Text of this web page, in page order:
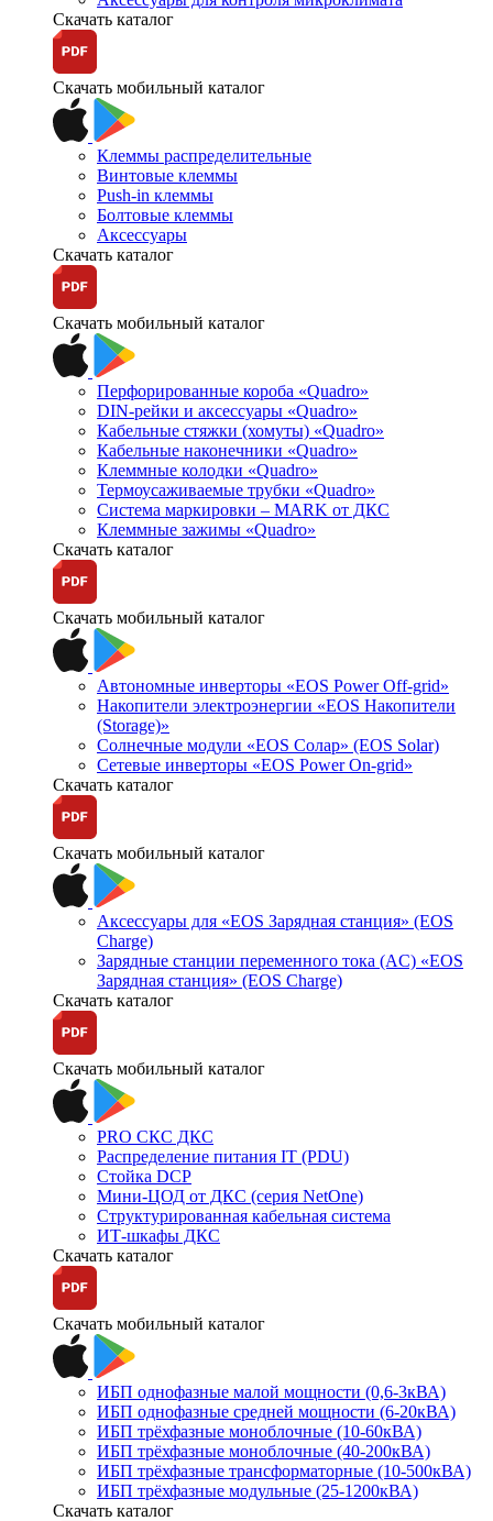
Скачать каталог
Скачать мобильный каталог
Клеммы распределительные
Винтовые клеммы
Push-in клеммы
Болтовые клеммы
Аксессуары
Скачать каталог
Скачать мобильный каталог
Перфорированные короба «Quadro»
DIN-рейки и аксессуары «Quadro»
Кабельные стяжки (хомуты) «Quadro»
Кабельные наконечники «Quadro»
Клеммные колодки «Quadro»
Термоусаживаемые трубки «Quadro»
Система маркировки – MARK от ДКС
Клеммные зажимы «Quadro»
Скачать каталог
Скачать мобильный каталог
Автономные инверторы «EOS Power Off-grid»
Накопители электроэнергии «EOS Накопители
(Storage)»
Солнечные модули «EOS Солар» (EOS Solar)
Сетевые инверторы «EOS Power On-grid»
Скачать каталог
Скачать мобильный каталог
Аксессуары для «EOS Зарядная станция» (EOS
Charge)
Зарядные станции переменного тока (AC) «EOS
Зарядная станция» (EOS Charge)
Скачать каталог
Скачать мобильный каталог
PRO СКС ДКС
Распределение питания IT (PDU)
Стойка DCP
Мини-ЦОД от ДКС (серия NetOne)
Структурированная кабельная система
ИТ-шкафы ДКС
Скачать каталог
Скачать мобильный каталог
ИБП однофазные малой мощности (0,6-3кВА)
ИБП однофазные средней мощности (6-20кВА)
ИБП трёхфазные моноблочные (10-60кВА)
ИБП трёхфазные моноблочные (40-200кВА)
ИБП трёхфазные трансформаторные (10-500кВА)
ИБП трёхфазные модульные (25-1200кВА)
Скачать каталог